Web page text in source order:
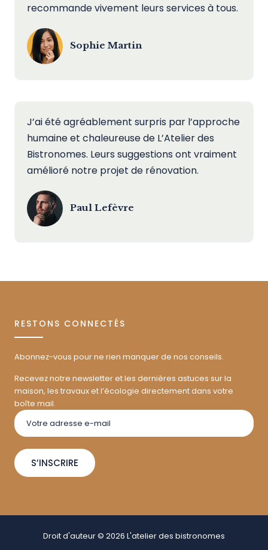
recommande vivement leurs services à tous.
Sophie Martin
J’ai été agréablement surpris par l’approche
humaine et chaleureuse de L’Atelier des
Bistronomes. Leurs suggestions ont vraiment
amélioré notre projet de rénovation.
Paul Lefèvre
RESTONS CONNECTÉS
Abonnez-vous pour ne rien manquer de nos conseils.
Recevez notre newsletter et les dernières astuces sur la
maison, les travaux et l’écologie directement dans votre
boîte mail.
S’INSCRIRE
Droit d'auteur © 2026 L'atelier des bistronomes